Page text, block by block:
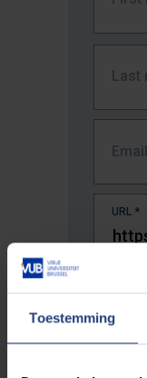
Toestemming
Last
URL *
The full